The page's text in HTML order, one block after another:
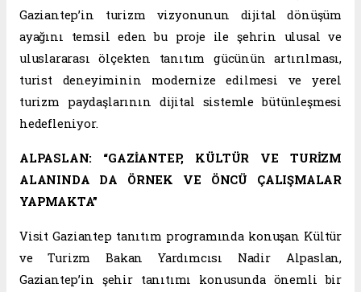
Gaziantep’in turizm vizyonunun dijital dönüşüm
ayağını temsil eden bu proje ile şehrin ulusal ve
uluslararası ölçekten tanıtım gücünün artırılması,
turist deneyiminin modernize edilmesi ve yerel
turizm paydaşlarının dijital sistemle bütünleşmesi
hedefleniyor.
ALPASLAN: “GAZİANTEP, KÜLTÜR VE TURİZM
ALANINDA DA ÖRNEK VE ÖNCÜ ÇALIŞMALAR
YAPMAKTA”
Visit Gaziantep tanıtım programında konuşan Kültür
ve Turizm Bakan Yardımcısı Nadir Alpaslan,
Gaziantep’in şehir tanıtımı konusunda önemli bir